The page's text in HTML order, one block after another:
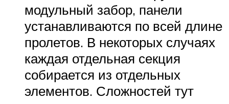
модульный забор, панели
устанавливаются по всей длине
пролетов. В некоторых случаях
каждая отдельная секция
собирается из отдельных
элементов. Сложностей тут